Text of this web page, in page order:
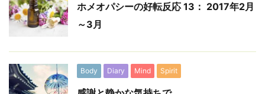
ホメオパシーの好転反応 13： 2017年2月
～3月
Body Diary Mind Spirit